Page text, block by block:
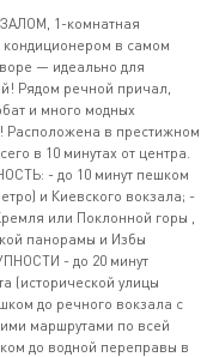
1-комнатная
в самом
— идеально для
Рядом речной причал,
и много модных
Расположена в престижном
в 10 минутах от центра.
- до 10 минут пешком
и Киевского вокзала; -
или Поклонной горы ,
панорамы и Избы
- до 20 минут
(исторической улицы
до речного вокзала с
маршрутами по всей
до водной переправы в